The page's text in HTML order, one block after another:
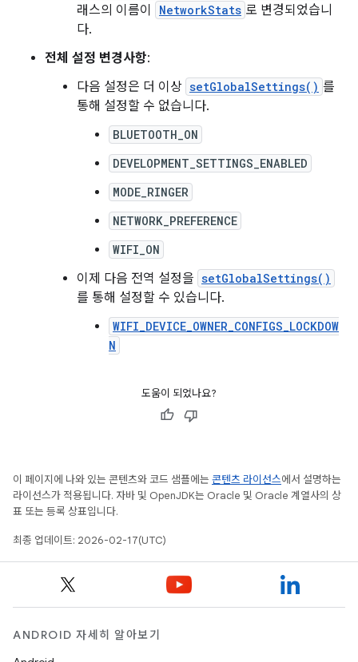
래스의 이름이
NetworkStats 로 변경되었습니
다.
전체 설정 변경사항:
다음 설정은 더 이상 setGlobalSettings() 를
통해 설정할 수 없습니다.
BLUETOOTH_ON
DEVELOPMENT_SETTINGS_ENABLED
MODE_RINGER
NETWORK_PREFERENCE
WIFI_ON
이제 다음 전역 설정을 setGlobalSettings()
를 통해 설정할 수 있습니다.
WIFI_DEVICE_OWNER_CONFIGS_LOCKDOW
N
도움이 되었나요?
이 페이지에 나와 있는 콘텐츠와 코드 샘플에는 콘텐츠 라이선스에서 설명하는
라이선스가 적용됩니다. 자바 및 OpenJDK는 Oracle 및 Oracle 계열사의 상
표 또는 등록 상표입니다.
최종 업데이트: 2026-02-17(UTC)
ANDROID 자세히 알아보기